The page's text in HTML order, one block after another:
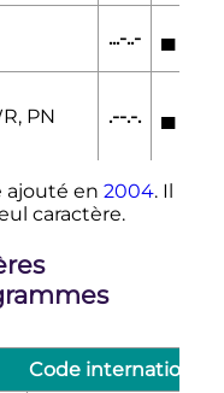
...-..- ▄
PN .--.-. ▄
ajouté en 2004. Il
caractère.
Code international